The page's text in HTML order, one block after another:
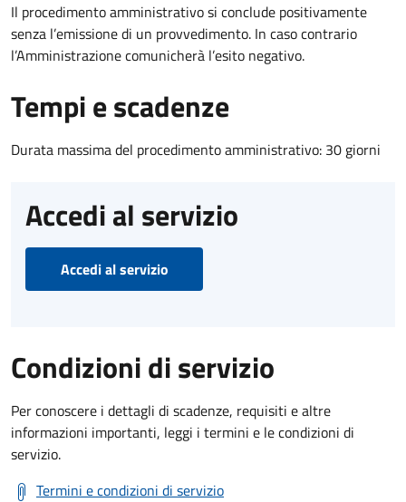
Il procedimento amministrativo si conclude positivamente
senza l’emissione di un provvedimento. In caso contrario
l’Amministrazione comunicherà l’esito negativo.
Tempi e scadenze
Durata massima del procedimento amministrativo: 30 giorni
Accedi al servizio
Accedi al servizio
Condizioni di servizio
Per conoscere i dettagli di scadenze, requisiti e altre
informazioni importanti, leggi i termini e le condizioni di
servizio.
Termini e condizioni di servizio